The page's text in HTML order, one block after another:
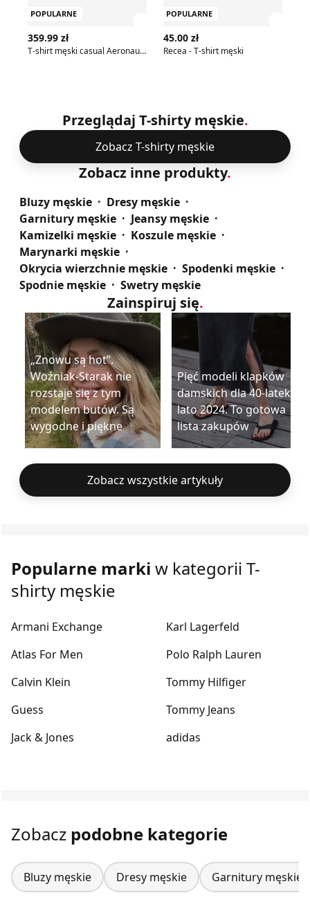
POPULARNE
359.99 zł
T-shirt męski casual Aeronautica Militare
POPULARNE
45.00 zł
Recea - T-shirt męski
Przeglądaj T-shirty męskie.
Zobacz T-shirty męskie
Zobacz inne produkty.
Bluzy męskie
Dresy męskie
Garnitury męskie
Jeansy męskie
Kamizelki męskie
Koszule męskie
Marynarki męskie
Okrycia wierzchnie męskie
Spodenki męskie
Spodnie męskie
Swetry męskie
Zainspiruj się.
„Znowu są hot”.
Woźniak-Starak nie
rozstaje się z tym
modelem butów. Są
wygodne i piękne
Pięć modeli klapków
damskich dla 40-latek na
lato 2024. To gotowa
lista zakupów
Zobacz wszystkie artykuły
Popularne marki w kategorii T-
shirty męskie
Armani Exchange
Atlas For Men
Calvin Klein
Guess
Jack & Jones
Karl Lagerfeld
Polo Ralph Lauren
Tommy Hilfiger
Tommy Jeans
adidas
Zobacz podobne kategorie
Bluzy męskie Dresy męskie Garnitury męskie